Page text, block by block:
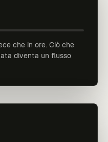
che in ore. Ciò che
diventa un flusso